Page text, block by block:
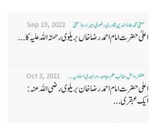
مفتی محمد علاؤ الدین قادری رضوی ، میرا روڈ ممبئی Sep 23, 2022
اعلیٰ حضرت امام احمد رضا خاں بر یلو ی رحمتہ اللہ علیہ کا...
غضنفر دانش، طالب علم، جامعہ دارالہدی اسلامیہ ... Oct 3, 2021
اعلی حضرت امام احمد رضا خان بریلوی رضی اللہ عنہ:
ایک عبقری...